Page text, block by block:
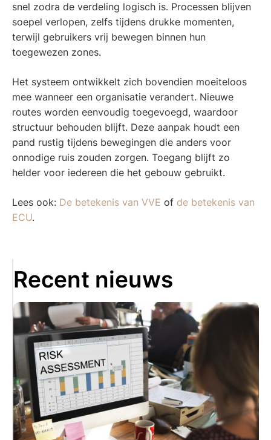
snel zodra de verdeling logisch is. Processen blijven
soepel verlopen, zelfs tijdens drukke momenten,
terwijl gebruikers vrij bewegen binnen hun
toegewezen zones.
Het systeem ontwikkelt zich bovendien moeiteloos
mee wanneer een organisatie verandert. Nieuwe
routes worden eenvoudig toegevoegd, waardoor
structuur behouden blijft. Deze aanpak houdt een
pand rustig tijdens bewegingen die anders voor
onnodige ruis zouden zorgen. Toegang blijft zo
helder voor iedereen die het gebouw gebruikt.
Lees ook: De betekenis van VVE of de betekenis van
ECU.
Recent nieuws